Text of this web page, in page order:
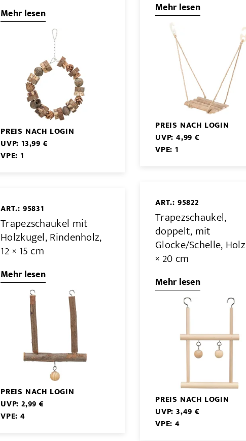
Mehr lesen
PREIS NACH LOGIN
UVP: 13,99 €
VPE: 1
Mehr lesen
PREIS NACH LOGIN
UVP: 4,99 €
VPE: 1
ART.: 95831
Trapezschaukel mit
Holzkugel, Rindenholz,
12 × 15 cm
Mehr lesen
PREIS NACH LOGIN
UVP: 2,99 €
VPE: 4
ART.: 95822
Trapezschaukel,
doppelt, mit
Glocke/Schelle,
× 20 cm
Mehr lesen
PREIS NACH LOGIN
UVP: 3,49 €
VPE: 4